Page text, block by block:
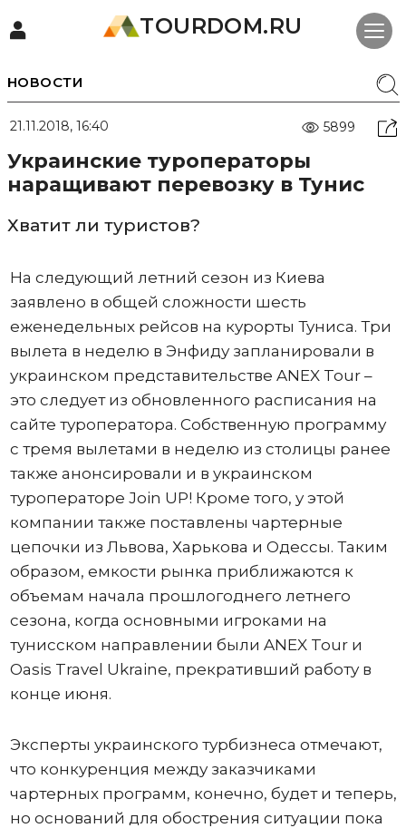
TOURDOM.RU
НОВОСТИ
21.11.2018, 16:40 5899
Украинские туроператоры
наращивают перевозку в Тунис
Хватит ли туристов?
На следующий летний сезон из Киева
заявлено в общей сложности шесть
еженедельных рейсов на курорты Туниса. Три
вылета в неделю в Энфиду запланировали в
украинском представительстве ANEX Tour –
это следует из обновленного расписания на
сайте туроператора. Собственную программу
c тремя вылетами в неделю из столицы ранее
также анонсировали и в украинском
туроператоре Join UP! Кроме того, у этой
компании также поставлены чартерные
цепочки из Львова, Харькова и Одессы. Таким
образом, емкости рынка приближаются к
объемам начала прошлогоднего летнего
сезона, когда основными игроками на
тунисском направлении были ANEX Tour и
Oasis Travel Ukraine, прекративший работу в
конце июня.
Эксперты украинского турбизнеса отмечают,
что конкуренция между заказчиками
чартерных программ, конечно, будет и теперь,
но оснований для обострения ситуации пока